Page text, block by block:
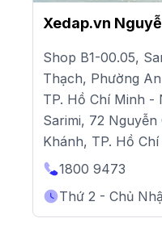
Xedap.vn
Shop B1-00.05,
Thạch, Phường
TP. Hồ Chí Minh -
Sarimi, 72
Khánh, TP. Hồ
1800 9473
Thứ 2 - Chủ